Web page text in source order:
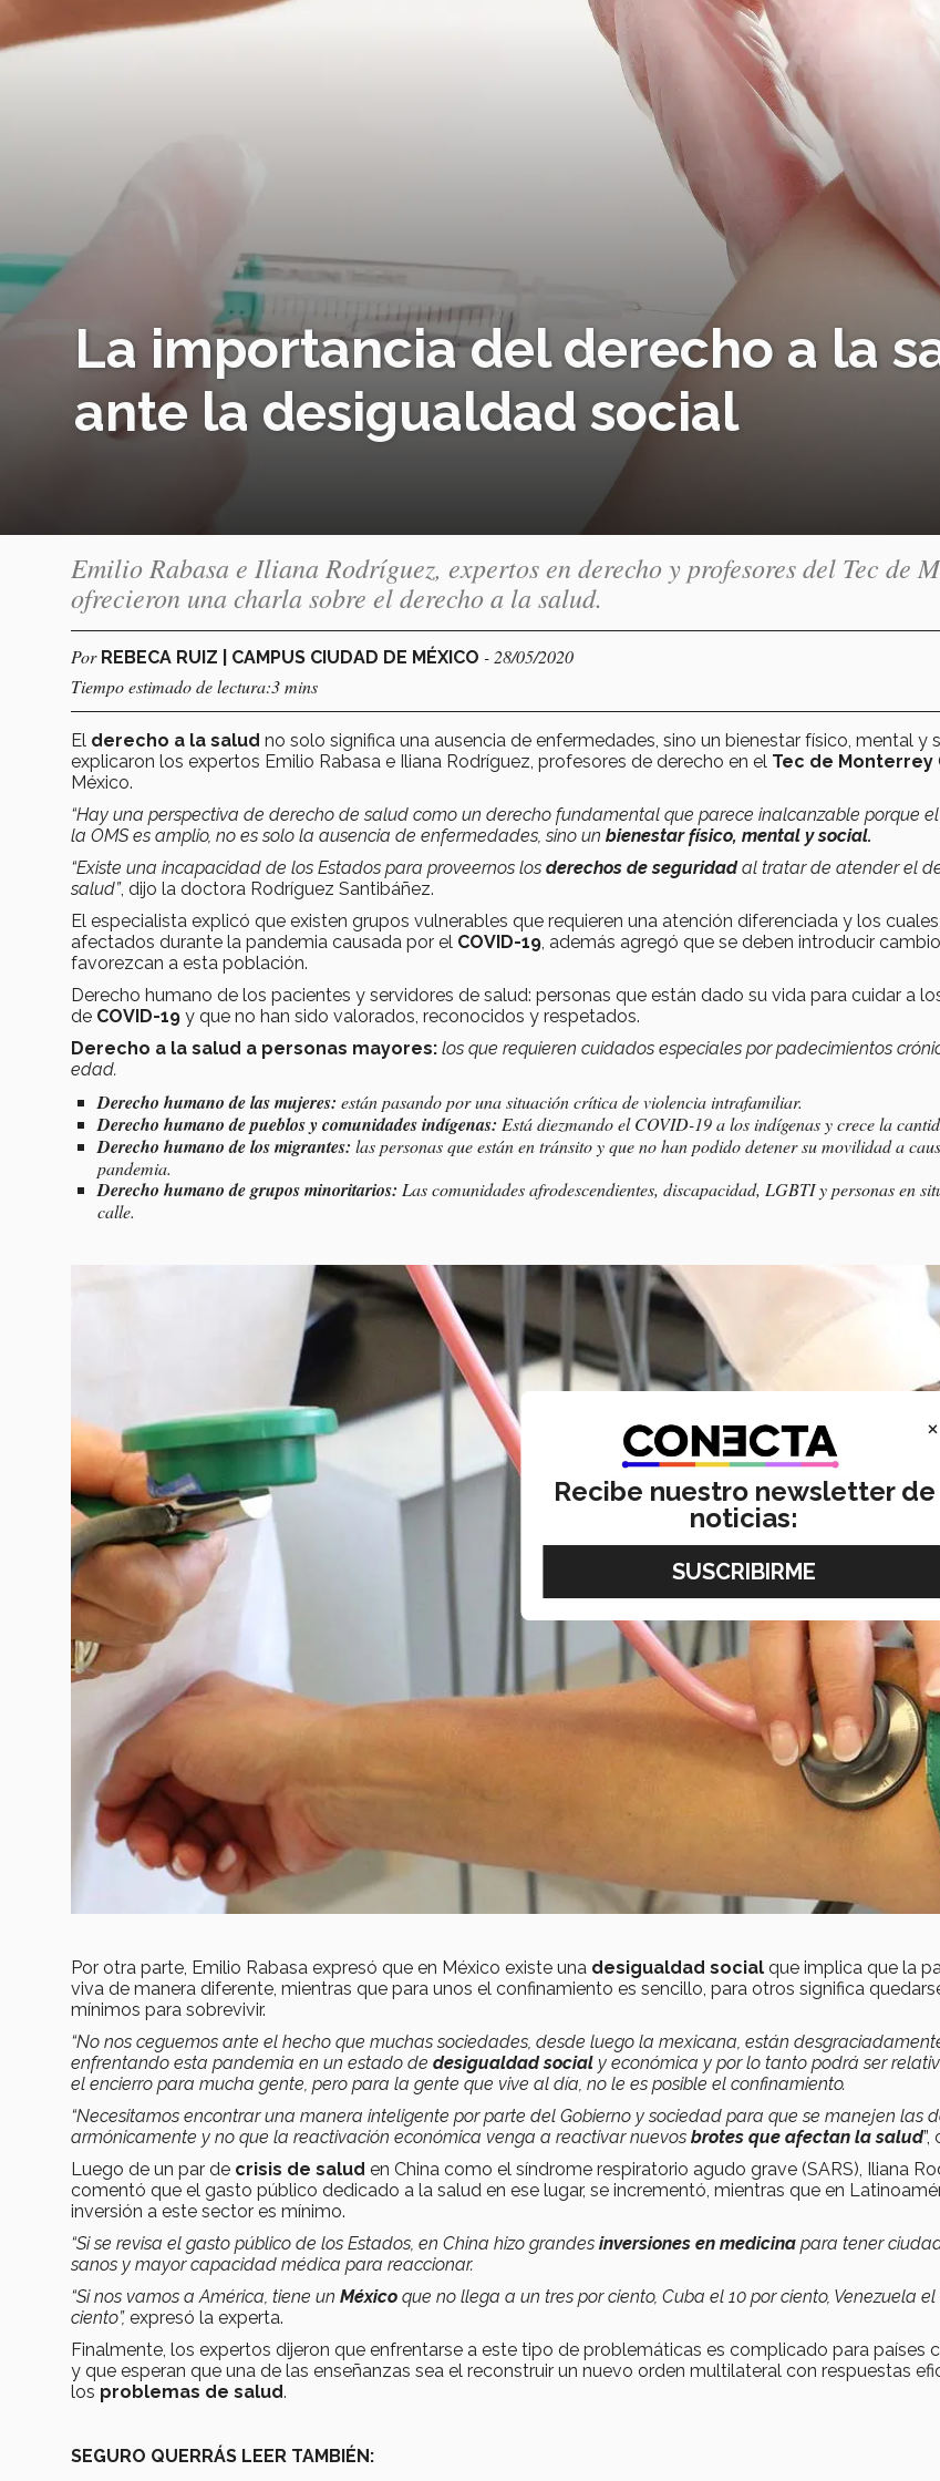
La importancia del derecho a la
ante la desigualdad social
Emilio Rabasa e Iliana Rodríguez, expertos en derecho y profesores del Tec de
ofrecieron una charla sobre el derecho a la salud.
Por REBECA RUIZ | CAMPUS CIUDAD DE MÉXICO - 28/05/2020
Tiempo estimado de lectura:3 mins
El derecho a la salud no solo significa una ausencia de enfermedades, sino un bienestar físico, mental y
explicaron los expertos Emilio Rabasa e Iliana Rodríguez, profesores de derecho en el Tec de Monterrey
México.
“Hay una perspectiva de derecho de salud como un derecho fundamental que parece inalcanzable porque
la OMS es amplio, no es solo la ausencia de enfermedades, sino un bienestar físico, mental y social.
“Existe una incapacidad de los Estados para proveernos los derechos de seguridadal tratar de atender el
salud”, dijo la doctora Rodríguez Santibáñez.
El especialista explicó que existen grupos vulnerables que requieren una atención diferenciada y los
afectados durante la pandemia causada por el COVID-19 , además agregó que se deben introducir
favorezcan a esta población.
Derecho humano de los pacientes y servidores de salud: personas que están dado su vida para cuidar a
de COVID-19 y que no han sido valorados, reconocidos y respetados.
Derecho a la salud a personas mayores: los que requieren cuidados especiales por padecimientos
edad.
Derecho humano de las mujeres: están pasando por una situación crítica de violencia intrafamiliar.
Derecho humano de pueblos y comunidades indígenas: Está diezmando el COVID-19 a los indígenas y crece la
Derecho humano de los migrantes: las personas que están en tránsito y que no han podido detener su movilidad a
pandemia.
Derecho humano de grupos minoritarios: Las comunidades afrodescendientes, discapacidad, LGBTI y personas en
calle.
Por otra parte, Emilio Rabasa expresó que en México existe una desigualdad social que implica que la
viva de manera diferente, mientras que para unos el confinamiento es sencillo, para otros significa
mínimos para sobrevivir.
“No nos ceguemos ante el hecho que muchas sociedades, desde luego la mexicana, están
enfrentando esta pandemia en un estado de desigualdad social y económica y por lo tanto podrá ser
el encierro para mucha gente, pero para la gente que vive al día, no le es posible el confinamiento.
“Necesitamos encontrar una manera inteligente por parte del Gobierno y sociedad para que se manejen las
armónicamente y no que la reactivación económica venga a reactivar nuevos brotes que afectan la salud
Luego de un par de crisis de salud en China como el síndrome respiratorio agudo grave (SARS), Iliana
comentó que el gasto público dedicado a la salud en ese lugar, se incrementó, mientras que en
inversión a este sector es mínimo.
“Si se revisa el gasto público de los Estados, en China hizo grandes inversiones en medicina para tener
sanos y mayor capacidad médica para reaccionar.
“Si nos vamos a América, tiene un México que no llega a un tres por ciento, Cuba el 10 por ciento, Venezuela
ciento”, expresó la experta.
Finalmente, los expertos dijeron que enfrentarse a este tipo de problemáticas es complicado para países
y que esperan que una de las enseñanzas sea el reconstruir un nuevo orden multilateral con respuestas
los problemas de salud.
SEGURO QUERRÁS LEER TAMBIÉN:
×
Recibe nuestro newsletter de
noticias: